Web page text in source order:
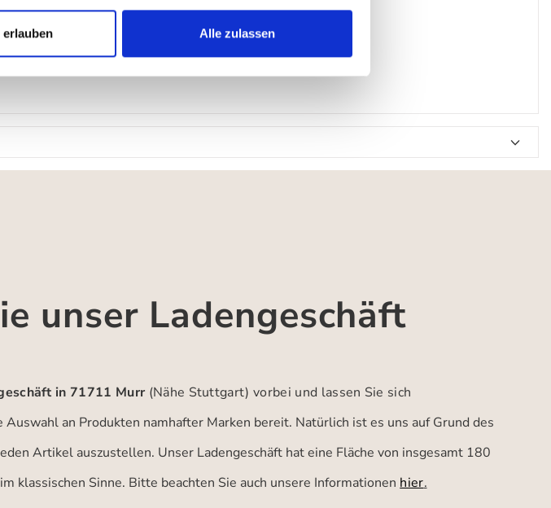
Alle zulassen
unser Ladengeschäft
in 71711 Murr (Nähe Stuttgart) vorbei und lassen Sie sich
an Produkten namhafter Marken bereit. Natürlich ist es uns auf Grund des
Artikel auszustellen. Unser Ladengeschäft hat eine Fläche von insgesamt 180
klassischen Sinne. Bitte beachten Sie auch unsere Informationen hier.